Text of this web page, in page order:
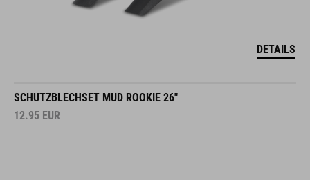
DETAILS
SCHUTZBLECHSET MUD ROOKIE 26"
12.95 EUR